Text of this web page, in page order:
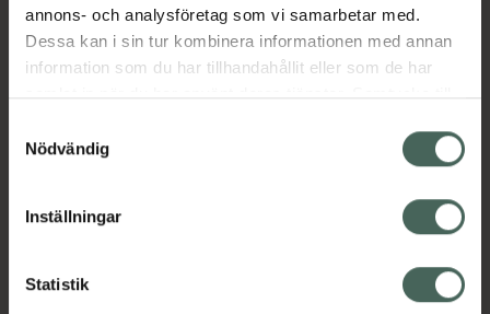
annons- och analysföretag som vi samarbetar med.
Dessa kan i sin tur kombinera informationen med annan
information som du har tillhandahållit eller som de har
samlat in när du har använt deras tjänster. Samtycke till
återkalla ditt samtycke via webbplatsens
cookieinställningar. Ett återkallat samtycke påverkar inte
lagligheten av behandling som skett innan återkallelsen.
Nödvändig
Inställningar
Statistik
Beskrivning Dölj
Naturligt och ekologiskt certifierat trosskydd.
Ett timglasformat trosskydd designat för att
Trosskydd för daglig användning som är mjukt,
bekväma vid daglig användning. 30 st.
EAN: